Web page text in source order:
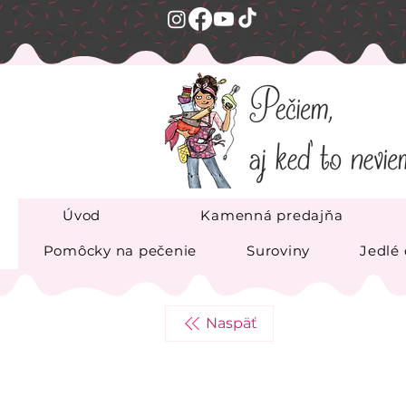
Úvod Kamenná predajňa
Pomôcky na pečenie Suroviny Jedlé
Naspäť